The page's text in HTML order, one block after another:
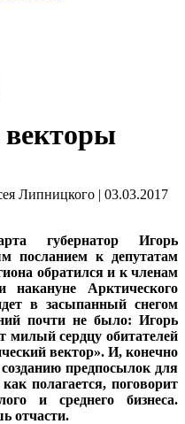
векторы
Липницкого | 03.03.2017
губернатор Игорь
посланием к депутатам
обратился и к членам
накануне Арктического
в засыпанный снегом
почти не было: Игорь
милый сердцу обитателей
вектор». И, конечно
предпосылок для
полагается, поговорит
и среднего бизнеса.
отчасти.